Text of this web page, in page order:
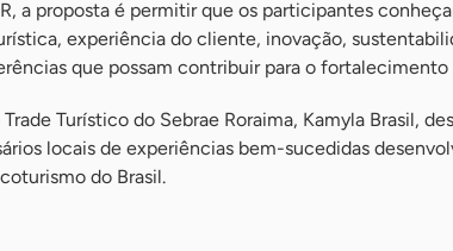
a proposta é permitir que os participantes
experiência do cliente, inovação,
que possam contribuir para o fortalecimento
Turístico do Sebrae Roraima, Kamyla Brasil,
locais de experiências bem-sucedidas
do Brasil.